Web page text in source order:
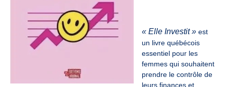
« Elle Investit» est
un livre québécois
essentiel pour les
femmes qui souhaitent
prendre le contrôle de
leurs finances et